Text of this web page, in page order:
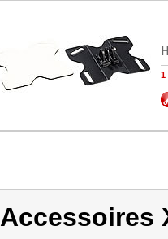
1
Accessoires